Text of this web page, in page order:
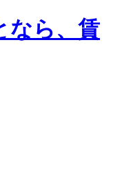
なら、賃